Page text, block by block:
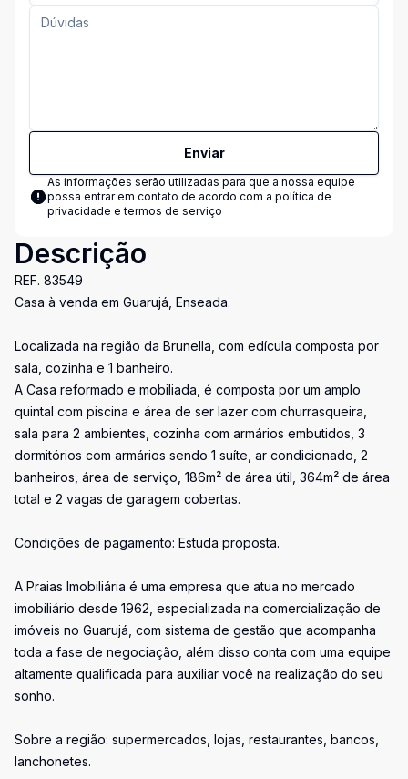
Enviar
As informações serão utilizadas para que a nossa equipe
possa entrar em contato de acordo com a política de
privacidade e termos de serviço
Descrição
REF. 83549
Casa à venda em Guarujá, Enseada.
Localizada na região da Brunella, com edícula composta por
sala, cozinha e 1 banheiro.
A Casa reformado e mobiliada, é composta por um amplo
quintal com piscina e área de ser lazer com churrasqueira,
sala para 2 ambientes, cozinha com armários embutidos, 3
dormitórios com armários sendo 1 suíte, ar condicionado, 2
banheiros, área de serviço, 186m² de área útil, 364m² de área
total e 2 vagas de garagem cobertas.
Condições de pagamento: Estuda proposta.
A Praias Imobiliária é uma empresa que atua no mercado
imobiliário desde 1962, especializada na comercialização de
imóveis no Guarujá, com sistema de gestão que acompanha
toda a fase de negociação, além disso conta com uma equipe
altamente qualificada para auxiliar você na realização do seu
sonho.
Sobre a região: supermercados, lojas, restaurantes, bancos,
lanchonetes.